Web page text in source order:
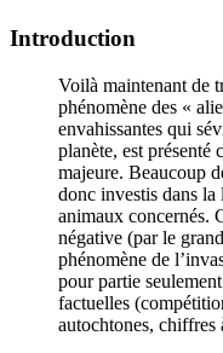
Introduction
Voilà maintenant de
phénomène des «
envahissantes qui
planète, est présenté
majeure. Beaucoup
donc investis dans la
animaux concernés.
négative (par le
phénomène de
pour partie
factuelles
autochtones, chiffres